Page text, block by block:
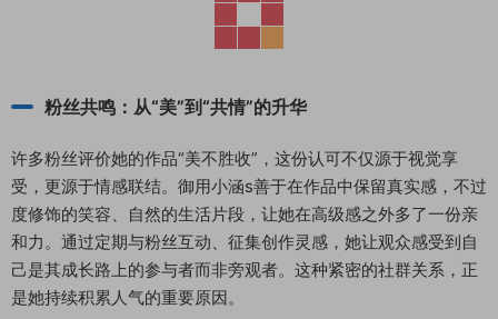
粉丝共鸣：从“美”到“共情”的升华
许多粉丝评价她的作品“美不胜收”，这份认可不仅源于视觉享
受，更源于情感联结。御用小涵s善于在作品中保留真实感，不过
度修饰的笑容、自然的生活片段，让她在高级感之外多了一份亲
和力。通过定期与粉丝互动、征集创作灵感，她让观众感受到自
己是其成长路上的参与者而非旁观者。这种紧密的社群关系，正
是她持续积累人气的重要原因。